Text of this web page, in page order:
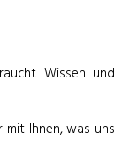
Wissen und
Ihnen, was uns